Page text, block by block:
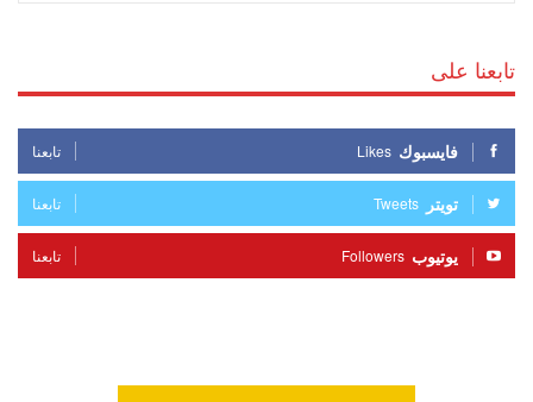
تابعنا على
فايسبوك Likes تابعنا
تويتر Tweets تابعنا
يوتيوب Followers تابعنا